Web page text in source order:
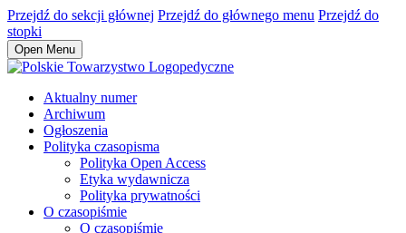
Przejdź do sekcji głównej Przejdź do głównego menu Przejdź do
stopki
Open Menu
Aktualny numer
Archiwum
Ogłoszenia
Polityka czasopisma
Polityka Open Access
Etyka wydawnicza
Polityka prywatności
O czasopiśmie
O czasopiśmie